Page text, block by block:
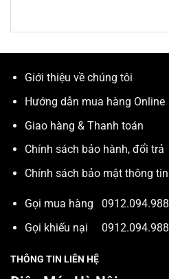
Giới thiệu về chúng tôi
Hướng dẫn mua hàng Online
Giao hàng & Thanh toán
Chính sách bảo hành, đổi trả
Chính sách bảo mật thông tin
Gọi mua hàng 0912.094.988
Gọi khiếu nại 0912.094.988
THÔNG TIN LIÊN HỆ